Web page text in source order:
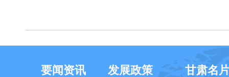
要闻资讯 发展政策 甘肃名